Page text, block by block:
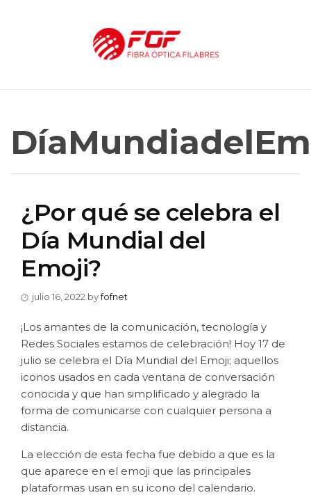
¿Por qué se celebra el
Día Mundial del
Emoji?
julio 16, 2022 byfofnet
¡Los amantes de la comunicación, tecnología y
Redes Sociales estamos de celebración! Hoy 17 de
julio se celebra el Día Mundial del Emoji; aquellos
iconos usados en cada ventana de conversación
conocida y que han simplificado y alegrado la
forma de comunicarse con cualquier persona a
distancia.
La elección de esta fecha fue debido a que es la
que aparece en el emoji que las principales
plataformas usan en su icono del calendario.